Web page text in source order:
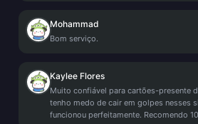
Mohammad
Bom serviço.
Kaylee Flores
Muito confiável para cartões-presente
tenho medo de cair em golpes nesses
funcionou perfeitamente. Recomendo